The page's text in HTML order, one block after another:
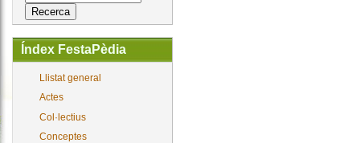
Índex FestaPèdia
Llistat general
Actes
Col·lectius
Conceptes